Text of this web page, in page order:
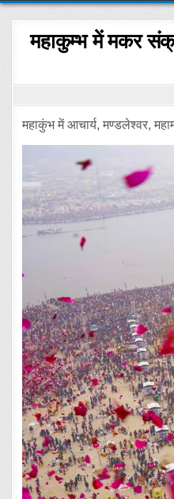
महाकुम्भ में मकर
महाकुंभ में आचार्य, मण्डलेश्वर,